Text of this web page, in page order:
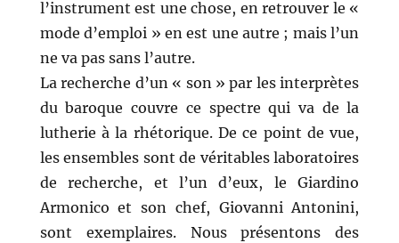
l’instrument est une chose, en retrouver le «
mode d’emploi » en est une autre ; mais l’un
ne va pas sans l’autre.
La recherche d’un « son » par les interprètes
du baroque couvre ce spectre qui va de la
lutherie à la rhétorique. De ce point de vue,
les ensembles sont de véritables laboratoires
de recherche, et l’un d’eux, le Giardino
Armonico et son chef, Giovanni Antonini,
sont exemplaires. Nous présentons des